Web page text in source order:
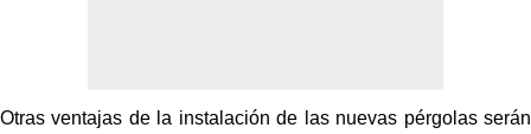
Otras ventajas de la instalación de las nuevas pérgolas serán